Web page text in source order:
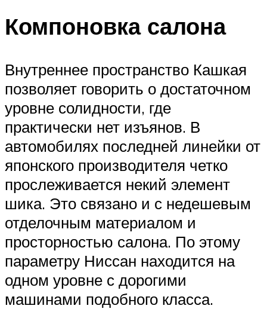
Компоновка салона
Внутреннее пространство Кашкая
позволяет говорить о достаточном
уровне солидности, где
практически нет изъянов. В
автомобилях последней линейки от
японского производителя четко
прослеживается некий элемент
шика. Это связано и с недешевым
отделочным материалом и
просторностью салона. По этому
параметру Ниссан находится на
одном уровне с дорогими
машинами подобного класса.